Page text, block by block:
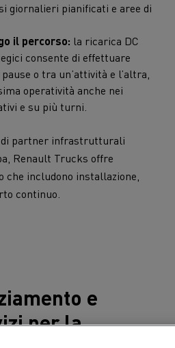
giornalieri pianificati e aree di
il percorso: la ricarica DC
consente di effettuare
o tra un’attività e l’altra,
operatività anche nei
e su più turni.
di partner infrastrutturali
Renault Trucks offre
che includono installazione,
continuo.
e
per la